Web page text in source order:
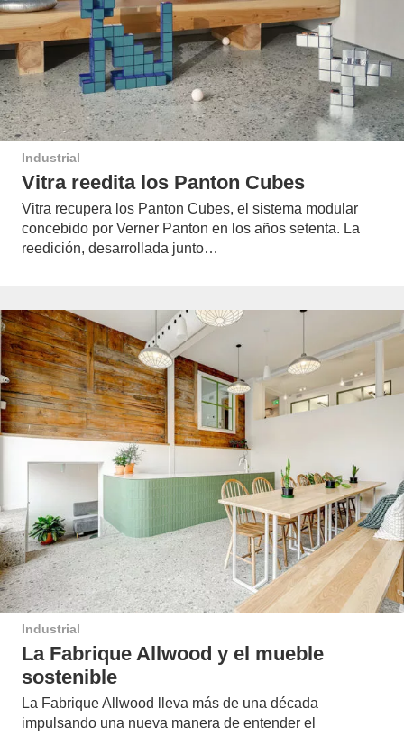
Industrial
Vitra reedita los Panton Cubes
Vitra recupera los Panton Cubes, el sistema modular
concebido por Verner Panton en los años setenta. La
reedición, desarrollada junto…
Industrial
La Fabrique Allwood y el mueble
sostenible
La Fabrique Allwood lleva más de una década
impulsando una nueva manera de entender el